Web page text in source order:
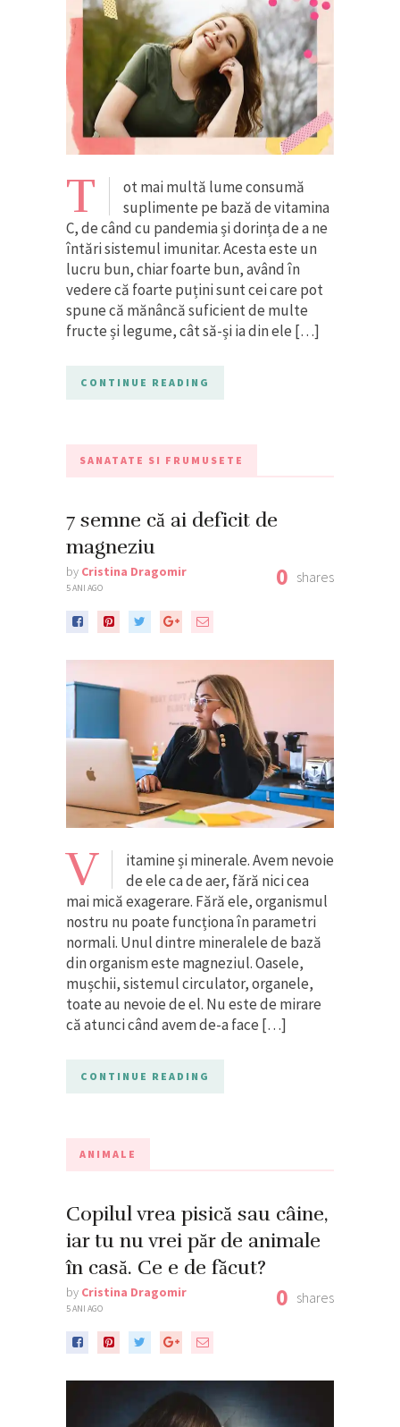
T
ot mai multă lume consumă
suplimente pe bază de vitamina
C, de când cu pandemia și dorința de a ne
întări sistemul imunitar. Acesta este un
lucru bun, chiar foarte bun, având în
vedere că foarte puțini sunt cei care pot
spune că mănâncă suficient de multe
fructe și legume, cât să-și ia din ele […]
CONTINUE READING
SANATATE SI FRUMUSETE
7 semne că ai deficit de
magneziu
by Cristina Dragomir
5 ANI AGO 0 shares
V
itamine și minerale. Avem nevoie
de ele ca de aer, fără nici cea
mai mică exagerare. Fără ele, organismul
nostru nu poate funcționa în parametri
normali. Unul dintre mineralele de bază
din organism este magneziul. Oasele,
mușchii, sistemul circulator, organele,
toate au nevoie de el. Nu este de mirare
că atunci când avem de-a face […]
CONTINUE READING
ANIMALE
Copilul vrea pisică sau câine,
iar tu nu vrei păr de animale
în casă. Ce e de făcut?
by Cristina Dragomir
5 ANI AGO 0 shares